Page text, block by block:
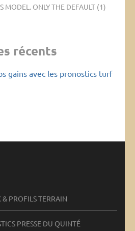
MODEL. ONLY THE DEFAULT (1)
récents
gains avec les pronostics turf
& PROFILS TERRAIN
PRESSE DU QUINTÉ